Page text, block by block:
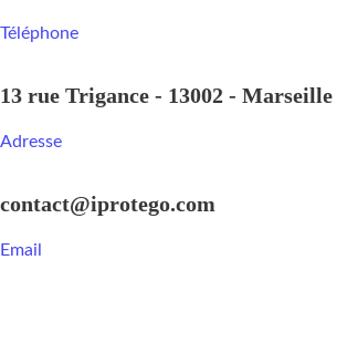
Téléphone
13 rue Trigance - 13002 - Marseille
Adresse
contact@iprotego.com
Email